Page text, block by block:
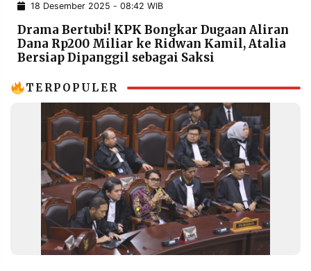
PENGADUAN TERM
OF
SERVICE
IKUTI
RESOLUSI
MEDIA
18 Desember 2025 - 08:42 WIB
Drama Bertubi! KPK Bongkar Dugaan Aliran
Dana Rp200 Miliar ke Ridwan Kamil, Atalia
Bersiap Dipanggil sebagai Saksi
TERPOPULER